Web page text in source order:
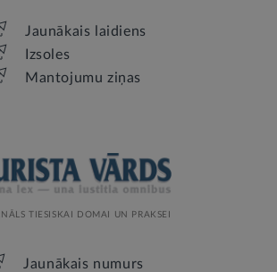
Jaunākais laidiens
Izsoles
Mantojumu ziņas
TIESISKAI DOMAI UN PRAKSEI
Jaunākais numurs